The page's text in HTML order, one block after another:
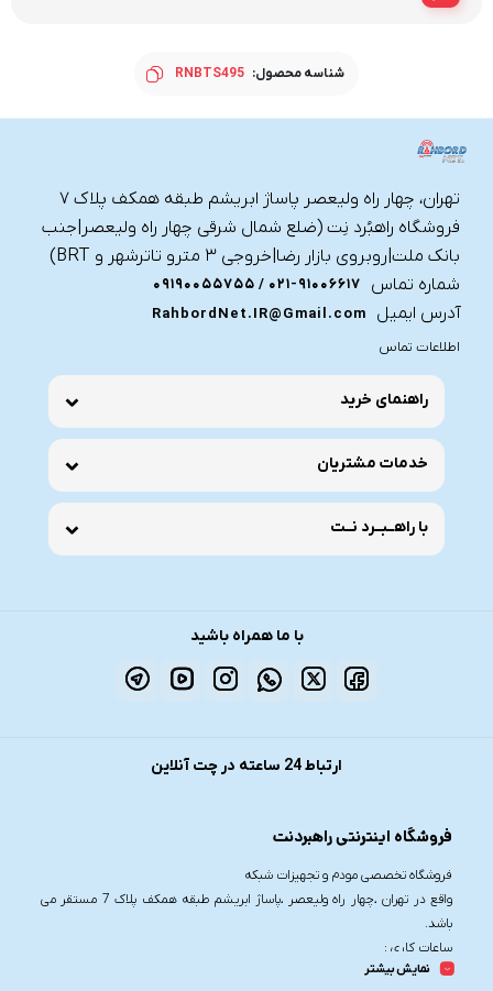
شناسه محصول: RNBTS495
تهران، چهار راه ولیعصر پاساژ ابریشم طبقه همکف پلاک ۷
فروشگاه راهبُرد نِت (ضلع شمال شرقی چهار راه ولیعصر|جنب
بانک ملت|روبروی بازار رضا|خروجی ۳ مترو تاترشهر و BRT)‎‎
شماره تماس
021-91006617 / 09190055755
آدرس ایمیل
RahbordNet.IR@Gmail.com
اطلاعات تماس
راهنمای خرید
خدمات مشتریان
با راهــبــرد نــت
با ما همراه باشید
ارتباط 24 ساعته در چت آنلاین
فروشگاه اینترنتی راهبردنت
فروشگاه تخصصی مودم و تجهیزات شبکه
واقع در تهران ،چهار راه ولیعصر ،پاساژ ابریشم طبقه همکف پلاک 7 مستقر می
باشد.
ساعات کاری :
شنبه تا چهارشنبه از ساعت 9.30 تا 20
نمایش بیشتر